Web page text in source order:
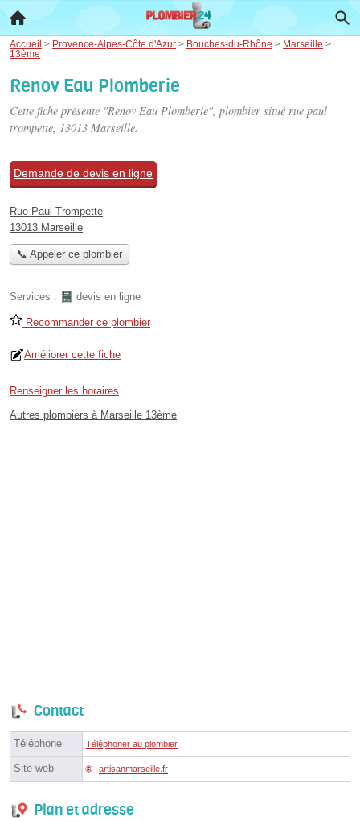
Accueil > Provence-Alpes-Côte d'Azur > Bouches-du-Rhône > Marseille >
13ème
Renov Eau Plomberie
Cette fiche présente "Renov Eau Plomberie", plombier situé rue paul
trompette, 13013 Marseille.
Demande de devis en ligne
Rue Paul Trompette
13013 Marseille
📞 Appeler ce plombier
Services : devis en ligne
Recommander ce plombier
Améliorer cette fiche
Renseigner les horaires
Autres plombiers à Marseille 13ème
Contact
Téléphone Téléphoner au plombier
Site web artisanmarseille.fr
Plan et adresse